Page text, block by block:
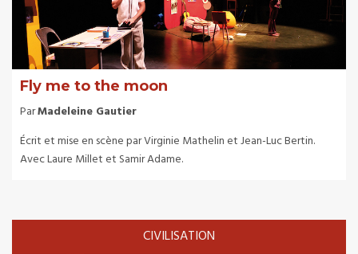
Fly me to the moon
ParMadeleine Gautier
Écrit et mise en scène par Virginie Mathelin et Jean-Luc Bertin.
Avec Laure Millet et Samir Adame.
CIVILISATION